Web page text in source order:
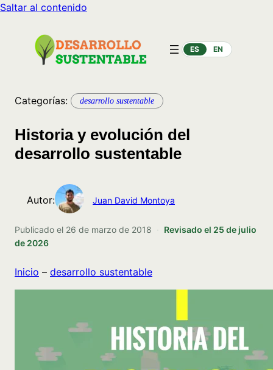
Saltar al contenido
ES EN
Categorías: desarrollo sustentable
Historia y evolución del
desarrollo sustentable
Autor: Juan David Montoya
Publicado el 26 de marzo de 2018 · Revisado el 25 de julio
de 2026
Inicio – desarrollo sustentable